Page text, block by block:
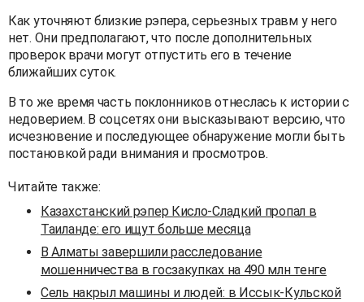
Как уточняют близкие рэпера, серьезных травм у него
нет. Они предполагают, что после дополнительных
проверок врачи могут отпустить его в течение
ближайших суток.
В то же время часть поклонников отнеслась к истории с
недоверием. В соцсетях они высказывают версию, что
исчезновение и последующее обнаружение могли быть
постановкой ради внимания и просмотров.
Читайте также:
Казахстанский рэпер Кисло-Сладкий пропал в
Таиланде: его ищут больше месяца
В Алматы завершили расследование
мошенничества в госзакупках на 490 млн тенге
Сель накрыл машины и людей: в Иссык-Кульской